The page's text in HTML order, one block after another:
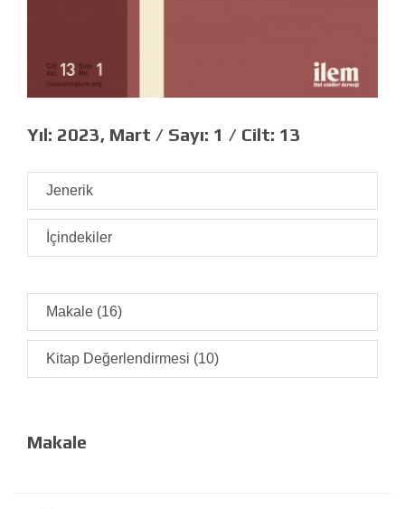
Yıl: 2023, Mart / Sayı: 1 / Cilt: 13
Jenerik
İçindekiler
Makale (16)
Kitap Değerlendirmesi (10)
Makale